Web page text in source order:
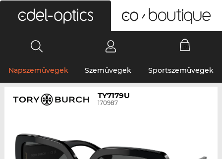
Napszemüvegek Szemüvegek Sportszemüvegek
TY7179U
170987